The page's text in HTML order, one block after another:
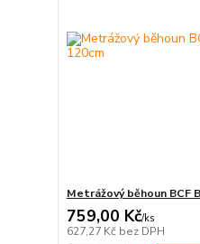
Metrážový běhoun BCF
759,00 Kč/ks
627,27 Kč bez DPH